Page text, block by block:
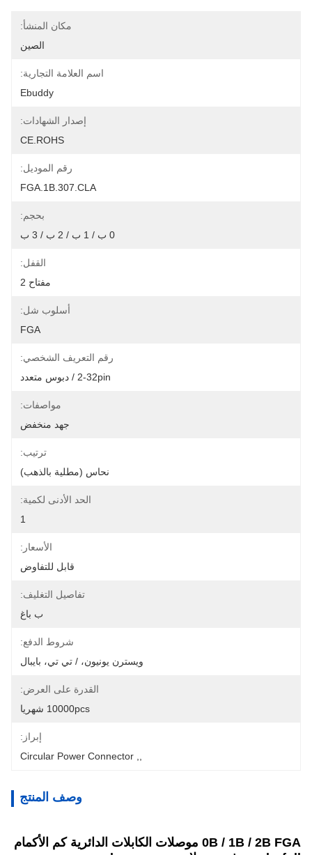
مكان المنشأ:
الصين
اسم العلامة التجارية:
Ebuddy
إصدار الشهادات:
CE.ROHS
رقم الموديل:
FGA.1B.307.CLA
بحجم:
0 ب / 1 ب / 2 ب / 3 ب
القفل:
مفتاح 2
أسلوب شل:
FGA
رقم التعريف الشخصي:
2-32pin / دبوس متعدد
مواصفات:
جهد منخفض
ترتيب:
نحاس (مطلية بالذهب)
الحد الأدنى لكمية:
1
الأسعار:
قابل للتفاوض
تفاصيل التغليف:
ب باغ
شروط الدفع:
ويسترن يونيون، / تي تي، بايبال
القدرة على العرض:
10000pcs شهريا
إبراز:
Circular Power Connector
وصف المنتج
0B / 1B / 2B FGA موصلات الكابلات الدائرية كم الأكمام